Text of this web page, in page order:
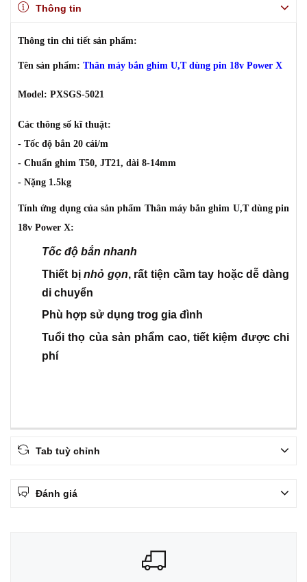
Thông tin
Thông tin chi tiết sản phẩm:
Tên sản phẩm: Thân máy bắn ghim U,T dùng pin 18v Power X
Model: PXSGS-5021
Các thông số kĩ thuật:
- Tốc độ bắn 20 cái/m
- Chuẩn ghim T50, JT21, dài 8-14mm
- Nặng 1.5kg
Tính ứng dụng của sản phẩm Thân máy bắn ghim U,T dùng pin
18v Power X:
Tốc độ bắn nhanh
Thiết bịnhỏ gọn, rất tiện cầm tay hoặc dễ dàng
di chuyển
Phù hợp sử dụng trog gia đình
Tuổi thọ của sản phẩm cao, tiết kiệm được chi
phí
Tab tuỳ chỉnh
Đánh giá